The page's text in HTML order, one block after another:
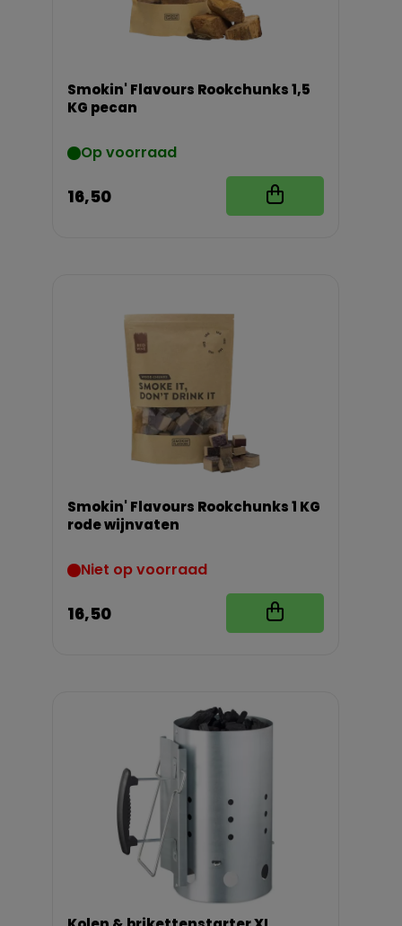
Smokin' Flavours Rookchunks 1,5
KG pecan
Op voorraad
16,50
Smokin' Flavours Rookchunks 1 KG
rode wijnvaten
Niet op voorraad
16,50